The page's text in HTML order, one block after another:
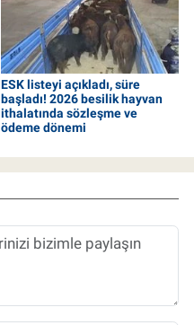
ESK listeyi açıkladı, süre
başladı! 2026 besilik hayvan
ithalatında sözleşme ve
ödeme dönemi